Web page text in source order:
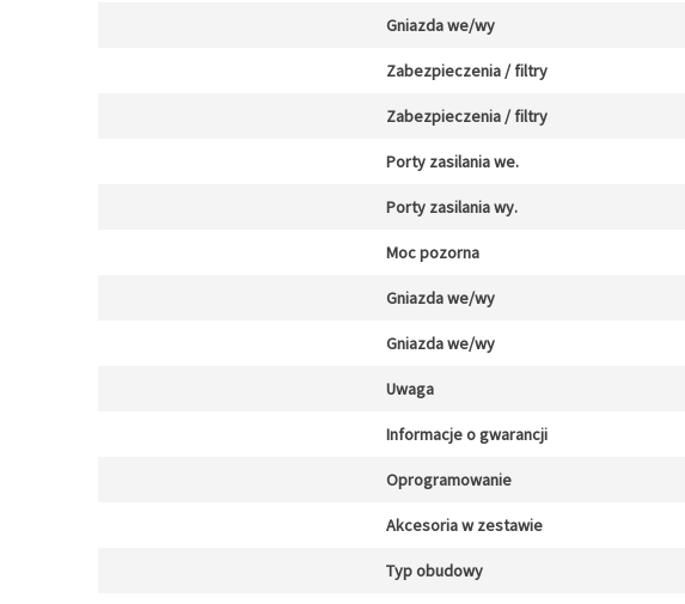
Gniazda we/wy
Zabezpieczenia / filtry
Zabezpieczenia / filtry
Porty zasilania we.
Porty zasilania wy.
Moc pozorna
Gniazda we/wy
Gniazda we/wy
Uwaga
Informacje o gwarancji
Oprogramowanie
Akcesoria w zestawie
Typ obudowy